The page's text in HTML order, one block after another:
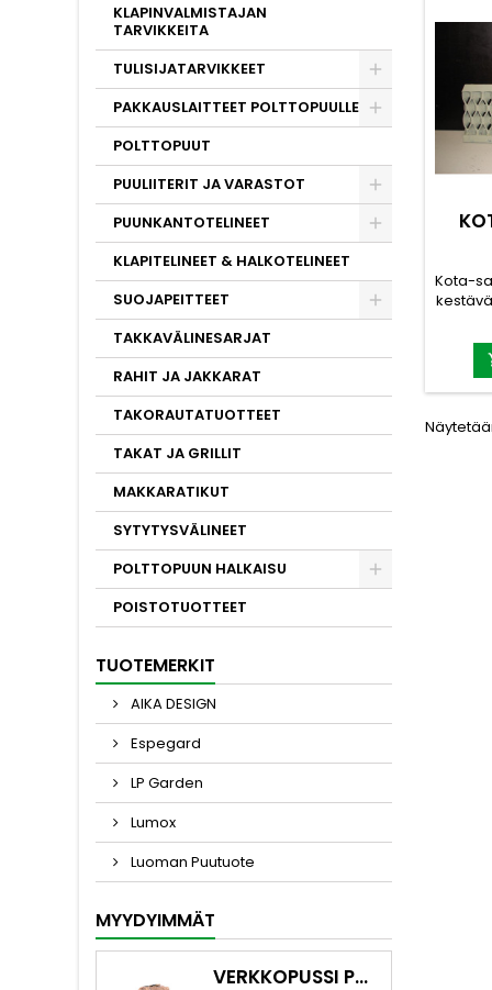
KLAPINVALMISTAJAN
TARVIKKEITA
TULISIJATARVIKKEET
PAKKAUSLAITTEET POLTTOPUULLE
POLTTOPUUT
PUULIITERIT JA VARASTOT
PUUNKANTOTELINEET
KLAPITELINEET & HALKOTELINEET
SUOJAPEITTEET
TAKKAVÄLINESARJAT
RAHIT JA JAKKARAT
TAKORAUTATUOTTEET
TAKAT JA GRILLIT
MAKKARATIKUT
SYTYTYSVÄLINEET
POLTTOPUUN HALKAISU
POISTOTUOTTEET
TUOTEMERKIT
AIKA DESIGN
Espegard
LP Garden
Lumox
Luoman Puutuote
MYYDYIMMÄT
VERKKOPUSSI POLTTOPUILLE 60L
Kota-
290/
Kysy